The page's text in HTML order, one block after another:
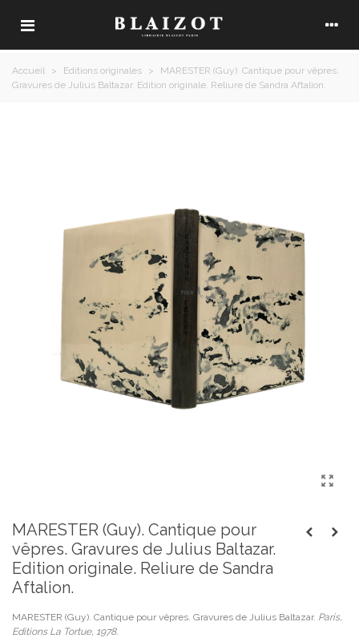
Accueil > Editions originales >
MARESTER (Guy). Cantique pour vêpres.
Gravures de Julius Baltazar. Edition originale. Reliure de Sandra Aftalion.
MARESTER (Guy). Cantique pour
vêpres. Gravures de Julius Baltazar.
Edition originale. Reliure de Sandra
Aftalion.
MARESTER (Guy). Cantique pour vêpres. Gravures de Julius Baltazar. Paris,
Editions La Tortue, 1978.